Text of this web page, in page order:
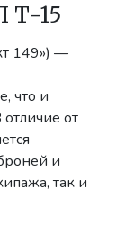
Т-15
149») —
что и
от
и
так и